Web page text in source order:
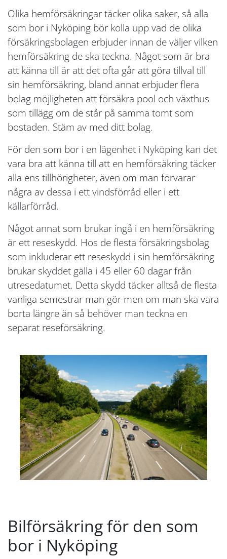
Olika hemförsäkringar täcker olika saker, så alla
som bor i Nyköping bör kolla upp vad de olika
försäkringsbolagen erbjuder innan de väljer vilken
hemförsäkring de ska teckna. Något som är bra
att känna till är att det ofta går att göra tillval till
sin hemförsäkring, bland annat erbjuder flera
bolag möjligheten att försäkra pool och växthus
som tillägg om de står på samma tomt som
bostaden. Stäm av med ditt bolag.
För den som bor i en lägenhet i Nyköping kan det
vara bra att känna till att en hemförsäkring täcker
alla ens tillhörigheter, även om man förvarar
några av dessa i ett vindsförråd eller i ett
källarförråd.
Något annat som brukar ingå i en hemförsäkring
är ett reseskydd. Hos de flesta försäkringsbolag
som inkluderar ett reseskydd i sin hemförsäkring
brukar skyddet gälla i 45 eller 60 dagar från
utresedatumet. Detta skydd täcker alltså de flesta
vanliga semestrar man gör men om man ska vara
borta längre än så behöver man teckna en
separat reseförsäkring.
Bilförsäkring för den som
bor i Nyköping